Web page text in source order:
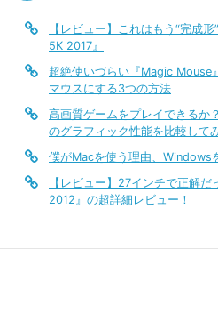
【レビュー】これはもう“完成
5K 2017』
超絶使いづらい『Magic Mouse
マウスにする3つの方法
高画質ゲームをプレイできるか
のグラフィック性能を比較して
僕がMacを使う理由、Windows
【レビュー】27インチで正解
2012』の超詳細レビュー！